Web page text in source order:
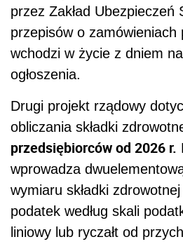
przez Zakład Ubezpieczeń
przepisów o
wchodzi w życie z dniem
ogłoszenia.
Drugi projekt rządowy
obliczania składki
przedsiębiorców od 2026 r.
wprowadza
wymiaru składki
podatek według skali
liniowy lub ryczałt od